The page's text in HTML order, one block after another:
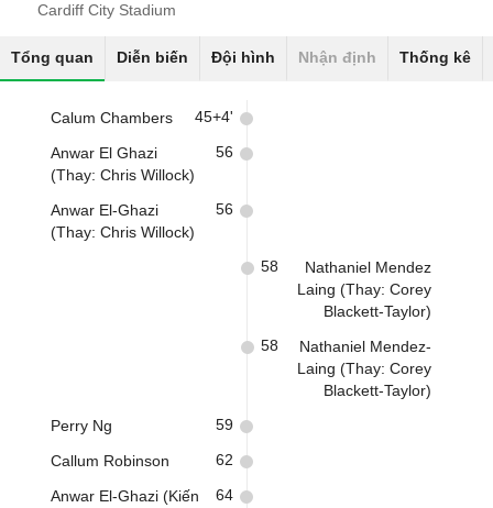
Cardiff City Stadium
Tổng quan Diễn biến Đội hình Nhận định Thống kê
Calum Chambers 45+4'
Anwar El Ghazi
(Thay: Chris Willock)
56
Anwar El-Ghazi
(Thay: Chris Willock)
56
Nathaniel Mendez
Laing (Thay: Corey
Blackett-Taylor)
58
Nathaniel Mendez-
Laing (Thay: Corey
Blackett-Taylor)
58
Perry Ng 59
Callum Robinson 62
Anwar El-Ghazi (Kiến
64